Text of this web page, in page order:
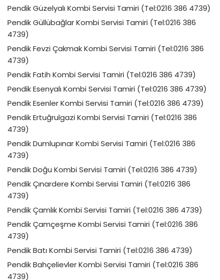
Pendik Güzelyalı Kombi Servisi Tamiri (Tel:0216 386 4739)
Pendik Güllübağlar Kombi Servisi Tamiri (Tel:0216 386
4739)
Pendik Fevzi Çakmak Kombi Servisi Tamiri (Tel:0216 386
4739)
Pendik Fatih Kombi Servisi Tamiri (Tel:0216 386 4739)
Pendik Esenyalı Kombi Servisi Tamiri (Tel:0216 386 4739)
Pendik Esenler Kombi Servisi Tamiri (Tel:0216 386 4739)
Pendik Ertuğrulgazi Kombi Servisi Tamiri (Tel:0216 386
4739)
Pendik Dumlupınar Kombi Servisi Tamiri (Tel:0216 386
4739)
Pendik Doğu Kombi Servisi Tamiri (Tel:0216 386 4739)
Pendik Çınardere Kombi Servisi Tamiri (Tel:0216 386
4739)
Pendik Çamlık Kombi Servisi Tamiri (Tel:0216 386 4739)
Pendik Çamçeşme Kombi Servisi Tamiri (Tel:0216 386
4739)
Pendik Batı Kombi Servisi Tamiri (Tel:0216 386 4739)
Pendik Bahçelievler Kombi Servisi Tamiri (Tel:0216 386
4739)